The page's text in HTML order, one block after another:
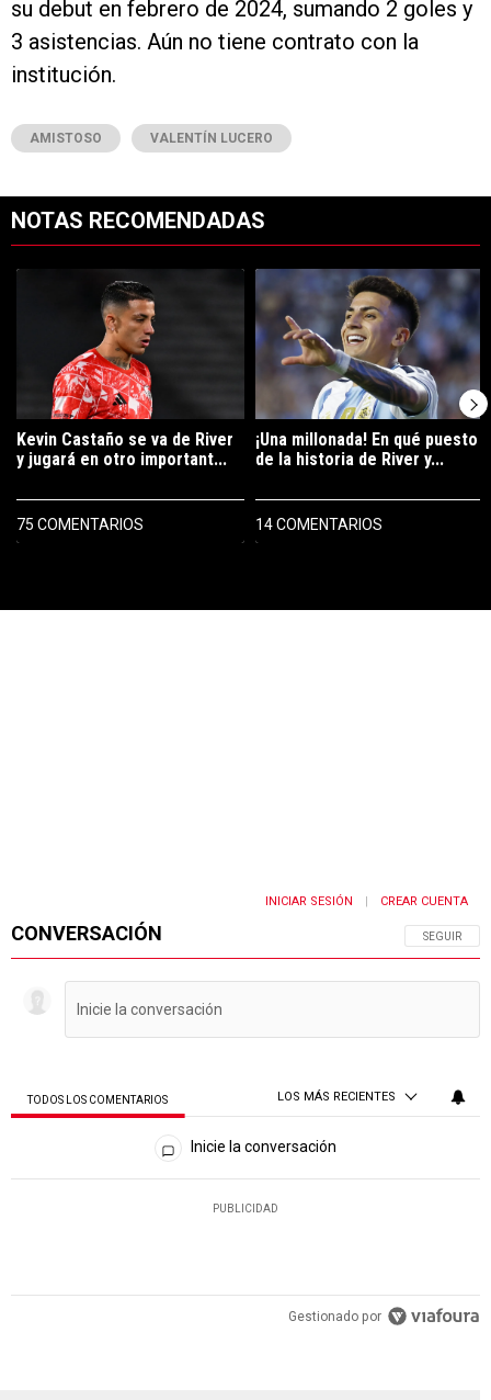
su debut en febrero de 2024, sumando 2 goles y
3 asistencias. Aún no tiene contrato con la
institución.
AMISTOSO VALENTÍN LUCERO
NOTAS RECOMENDADAS
Un artículo de tendencia con el título "Kevin Castaño se va de
Kevin Castaño se va de River
y jugará en otro important...
75 COMENTARIOS
Un artículo de tendencia con el
¡Una millonada! En qué puesto
de la historia de River y...
14 COMENTARIOS
CONVERSACIÓN SIGA ESTA
SEGUIR
INICIAR SESIÓN CREAR CUENTA
TODOS LOS COMENTARIOS LOS MÁS RECIENTES
Todos los comentarios
Inicie la conversación
PUBLICIDAD
Gestionado por